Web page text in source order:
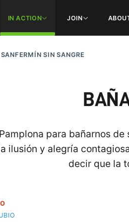
IN ACTION JOIN
SANFERMÍN SIN SANGRE
para bañarnos
ilusión y alegría
decir que la